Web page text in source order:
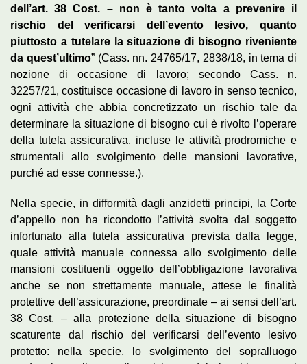
dell’art. 38 Cost. – non è tanto volta a prevenire il
rischio del verificarsi dell’evento lesivo, quanto
piuttosto a tutelare la situazione di bisogno riveniente
da quest’ultimo” (Cass. nn. 24765/17, 2838/18, in tema di
nozione di occasione di lavoro; secondo Cass. n.
32257/21, costituisce occasione di lavoro in senso tecnico,
ogni attività che abbia concretizzato un rischio tale da
determinare la situazione di bisogno cui è rivolto l’operare
della tutela assicurativa, incluse le attività prodromiche e
strumentali allo svolgimento delle mansioni lavorative,
purché ad esse connesse.).
Nella specie, in difformità dagli anzidetti principi, la Corte
d’appello non ha ricondotto l’attività svolta dal soggetto
infortunato alla tutela assicurativa prevista dalla legge,
quale attività manuale connessa allo svolgimento delle
mansioni costituenti oggetto dell’obbligazione lavorativa
anche se non strettamente manuale, attese le finalità
protettive dell’assicurazione, preordinate – ai sensi dell’art.
38 Cost. – alla protezione della situazione di bisogno
scaturente dal rischio del verificarsi dell’evento lesivo
protetto: nella specie, lo svolgimento del sopralluogo